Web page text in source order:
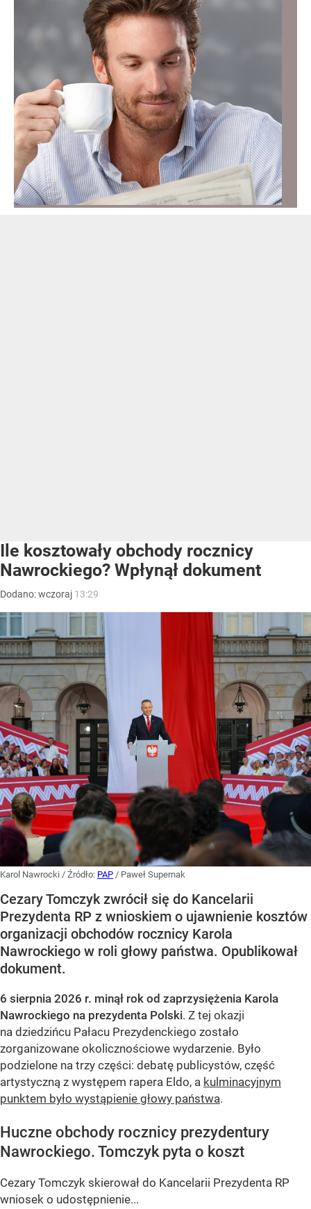
Ile kosztowały obchody rocznicy
Nawrockiego? Wpłynął dokument
Dodano:wczoraj 13:29
Karol Nawrocki / Źródło: PAP / Paweł Supernak
Cezary Tomczyk zwrócił się do Kancelarii
Prezydenta RP z wnioskiem o ujawnienie kosztów
organizacji obchodów rocznicy Karola
Nawrockiego w roli głowy państwa. Opublikował
dokument.
6 sierpnia 2026 r. minął rok od zaprzysiężenia Karola
Nawrockiego na prezydenta Polski. Z tej okazji
na dziedzińcu Pałacu Prezydenckiego zostało
zorganizowane okolicznościowe wydarzenie. Było
podzielone na trzy części: debatę publicystów, część
artystyczną z występem rapera Eldo, a kulminacyjnym
punktem było wystąpienie głowy państwa.
Huczne obchody rocznicy prezydentury
Nawrockiego. Tomczyk pyta o koszt
Cezary Tomczyk skierował do Kancelarii Prezydenta RP
wniosek o udostępnienie...